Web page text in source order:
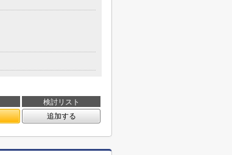
検討リスト
追加する